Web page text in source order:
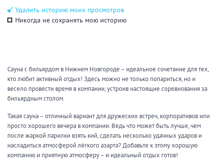
Бильярд
Кухня
Мангал/ барбекю
Со своей едой
Удобства
Удалить историю моих просмотров
Никогда не сохранять мою историю
Сауна с бильярдом в Нижнем Новгороде – идеальное сочетание для тех,
кто любит активный отдых! Здесь можно не только попариться, но и
весело провести время в компании, устроив настоящие соревнования за
бильярдным столом.
Такая сауна – отличный вариант для дружеских встреч, корпоративов или
просто хорошего вечера в компании. Ведь что может быть лучше, чем
после жаркой парилки взять кий, сделать несколько удачных ударов и
насладиться атмосферой лёгкого азарта? Добавьте к этому хорошую
компанию и приятную атмосферу – и идеальный отдых готов!